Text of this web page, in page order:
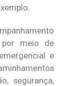
por meio de
e
segurança,